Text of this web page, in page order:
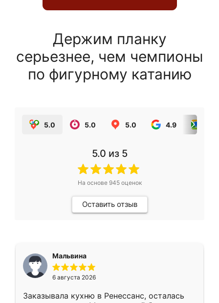
Держим планку
серьезнее, чем чемпионы
по фигурному катанию
5.0 5.0 5.0 4.9
5.0 из 5
На основе 945оценок
Оставить отзыв
Мальвина
6 августа 2026
Заказывала кухню в Ренессанс, осталась